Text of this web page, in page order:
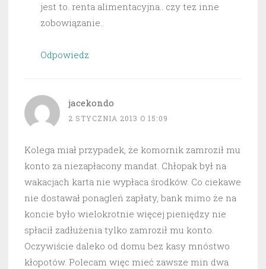
jest to. renta alimentacyjna.. czy tez inne
zobowiązanie..
Odpowiedz
jacekondo
2 STYCZNIA 2013 O 15:09
Kolega miał przypadek, że komornik zamroził mu
konto za niezapłacony mandat. Chłopak był na
wakacjach karta nie wypłaca środków. Co ciekawe
nie dostawał ponagleń zapłaty, bank mimo że na
koncie było wielokrotnie więcej pieniędzy nie
spłacił zadłużenia tylko zamroził mu konto.
Oczywiście daleko od domu bez kasy mnóstwo
kłopotów. Polecam więc mieć zawsze min dwa